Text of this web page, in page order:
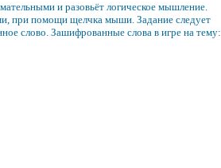
и разовьёт логическое мышление.
при помощи щелчка мыши. Задание следует
слово. Зашифрованные слова в игре на тему: